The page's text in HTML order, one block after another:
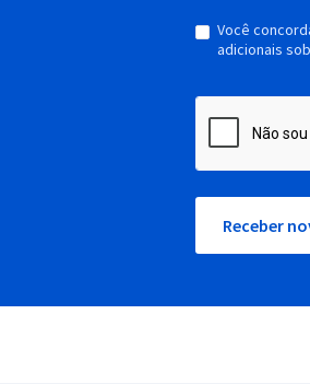
Você
adicionais
Receber